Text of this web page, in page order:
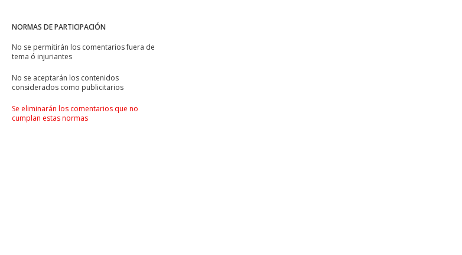
NORMAS DE PARTICIPACIÓN
No se permitirán los comentarios fuera de
tema ó injuriantes
No se aceptarán los contenidos
considerados como publicitarios
Se eliminarán los comentarios que no
cumplan estas normas